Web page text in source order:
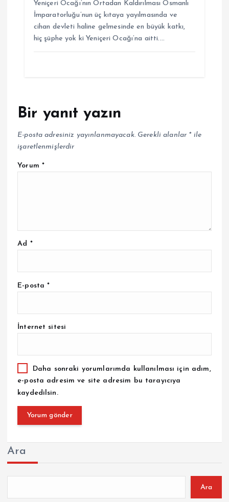
Yeniçeri Ocağı’nın Ortadan Kaldırılması Osmanlı
İmparatorluğu’nun üç kıtaya yayılmasında ve
cihan devleti haline gelmesinde en büyük katkı,
hiç şüphe yok ki Yeniçeri Ocağı’na aitti.…
Bir yanıt yazın
E-posta adresiniz yayınlanmayacak. Gerekli alanlar *ile
işaretlenmişlerdir
Yorum *
Ad *
E-posta*
İnternet sitesi
Daha sonraki yorumlarımda kullanılması için adım,
e-posta adresim ve site adresim bu tarayıcıya
kaydedilsin.
Ara
Ara